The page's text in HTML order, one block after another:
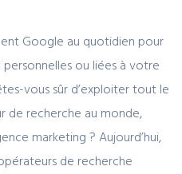
Google au quotidien pour
personnelles ou liées à votre
vous sûr d’exploiter tout le
de recherche au monde,
marketing ? Aujourd’hui,
de recherche